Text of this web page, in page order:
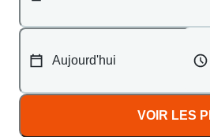
VOIR LES